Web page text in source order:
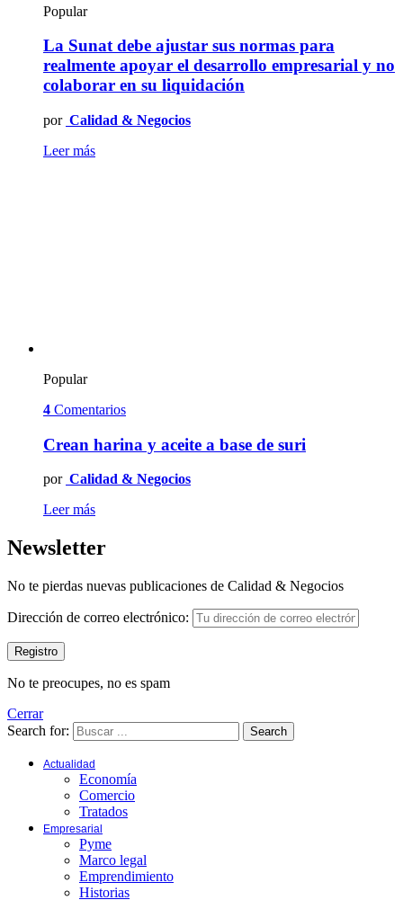
Popular
La Sunat debe ajustar sus normas para
realmente apoyar el desarrollo empresarial y no
colaborar en su liquidación
por Calidad & Negocios
Leer más
Popular
4 Comentarios
Crean harina y aceite a base de suri
por Calidad & Negocios
Leer más
Newsletter
No te pierdas nuevas publicaciones de Calidad & Negocios
Dirección de correo electrónico:
No te preocupes, no es spam
Cerrar
Search for:
Search
Actualidad
Economía
Comercio
Tratados
Empresarial
Pyme
Marco legal
Emprendimiento
Historias